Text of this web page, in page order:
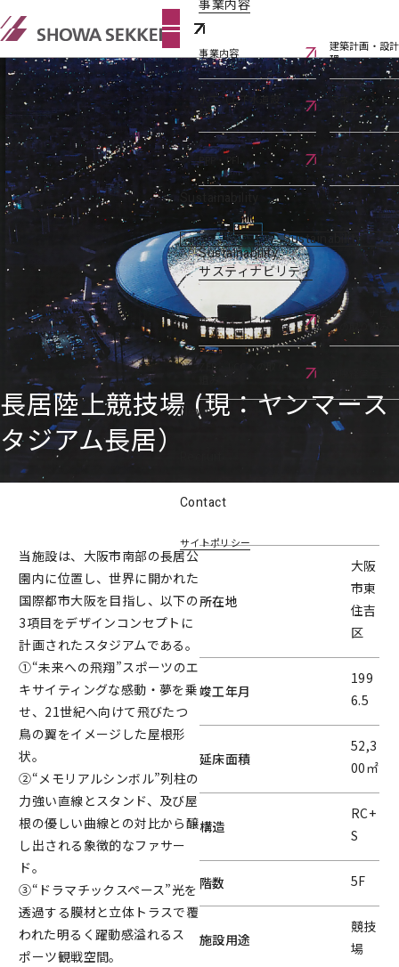
事業内容
事業内容
建築計画・設
理
水工（上下水道設
計）
マネジメント
サルティング
PPP・PFI まちづくり
Sustainability
Sustainability
Sustainability
サスティナビリティ
サスティナビリティ
サスティナビ
への取り組み
ZEB・LCCへの取り
組み
News
Contact
サイトポリシー
長居陸上競技場 (現：ヤンマース
タジアム長居）
当施設は、大阪市南部の長居公
園内に位置し、世界に開かれた
国際都市大阪を目指し、以下の
3項目をデザインコンセプトに
計画されたスタジアムである。
①“未来への飛翔”スポーツのエ
キサイティングな感動・夢を乗
せ、21世紀へ向けて飛びたつ
鳥の翼をイメージした屋根形
状。
②“メモリアルシンボル”列柱の
力強い直線とスタンド、及び屋
根の優しい曲線との対比から醸
し出される象徴的なファサー
ド。
③“ドラマチックスペース”光を
透過する膜材と立体トラスで覆
われた明るく躍動感溢れるス
ポーツ観戦空間。
所在地
大阪
市東
住吉
区
竣工年月
199
6.5
延床面積
52,3
00㎡
構造
RC+
S
階数 5F
施設用途
競技
場